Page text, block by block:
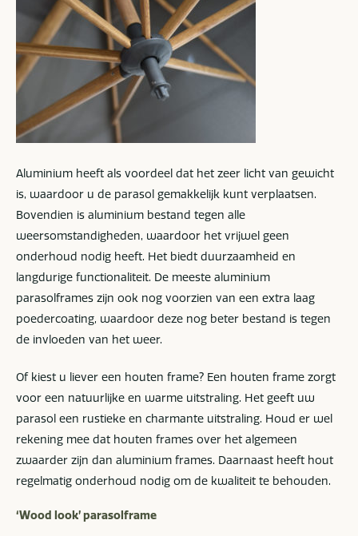
Aluminium heeft als voordeel dat het zeer licht van gewicht
is, waardoor u de parasol gemakkelijk kunt verplaatsen.
Bovendien is aluminium bestand tegen alle
weersomstandigheden, waardoor het vrijwel geen
onderhoud nodig heeft. Het biedt duurzaamheid en
langdurige functionaliteit. De meeste aluminium
parasolframes zijn ook nog voorzien van een extra laag
poedercoating, waardoor deze nog beter bestand is tegen
de invloeden van het weer.
Of kiest u liever een houten frame? Een houten frame zorgt
voor een natuurlijke en warme uitstraling. Het geeft uw
parasol een rustieke en charmante uitstraling. Houd er wel
rekening mee dat houten frames over het algemeen
zwaarder zijn dan aluminium frames. Daarnaast heeft hout
regelmatig onderhoud nodig om de kwaliteit te behouden.
‘Wood look’ parasolframe